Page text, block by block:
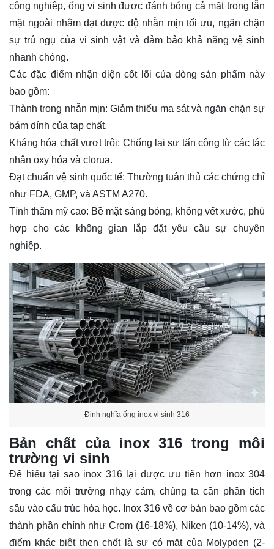
công nghiệp, ống vi sinh được đánh bóng cả mặt trong lẫn
mặt ngoài nhằm đạt được độ nhẵn mịn tối ưu, ngăn chặn
sự trú ngụ của vi sinh vật và đảm bảo khả năng vệ sinh
nhanh chóng.
Các đặc điểm nhận diện cốt lõi của dòng sản phẩm này
bao gồm:
Thành trong nhẵn mịn: Giảm thiểu ma sát và ngăn chặn sự
bám dính của tạp chất.
Kháng hóa chất vượt trội: Chống lại sự tấn công từ các tác
nhân oxy hóa và clorua.
Đạt chuẩn vệ sinh quốc tế: Thường tuân thủ các chứng chỉ
như FDA, GMP, và ASTM A270.
Tính thẩm mỹ cao: Bề mặt sáng bóng, không vết xước, phù
hợp cho các không gian lắp đặt yêu cầu sự chuyên
nghiệp.
Định nghĩa ống inox vi sinh 316
Bản chất của inox 316 trong môi
trường vi sinh
Để hiểu tại sao inox 316 lại được ưu tiên hơn inox 304
trong các môi trường nhạy cảm, chúng ta cần phân tích
sâu vào cấu trúc hóa học. Inox 316 về cơ bản bao gồm các
thành phần chính như Crom (16-18%), Niken (10-14%), và
điểm khác biệt then chốt là sự có mặt của Molypden (2-